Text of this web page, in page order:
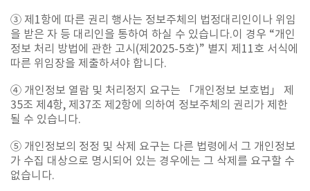
③ 제1항에 따른 권리 행사는 정보주체의 법정대리인이나 위임
을 받은 자 등 대리인을 통하여 하실 수 있습니다.이 경우 “개인
정보 처리 방법에 관한 고시(제2025-5호)” 별지 제11호 서식에
따른 위임장을 제출하셔야 합니다.
④ 개인정보 열람 및 처리정지 요구는 「개인정보 보호법」 제
35조 제4항, 제37조 제2항에 의하여 정보주체의 권리가 제한
될 수 있습니다.
⑤ 개인정보의 정정 및 삭제 요구는 다른 법령에서 그 개인정보
가 수집 대상으로 명시되어 있는 경우에는 그 삭제를 요구할 수
없습니다.